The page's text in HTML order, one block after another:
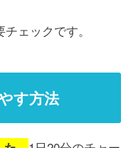
ェックです。
す方法